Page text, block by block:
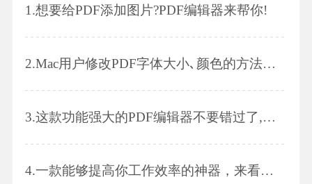
1.想要给PDF添加图片?PDF编辑器来帮你!
2.Mac用户修改PDF字体大小､颜色的方法是什么呢?方法Get起来!
3.这款功能强大的PDF编辑器不要错过了,看看他是如何添加PDF水印的吧!
4.一款能够提高你工作效率的神器，来看下PDF转Excel是如何操作的吧!